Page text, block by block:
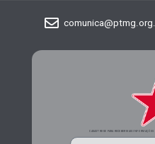
CADASTRE-SE PARA RECEBER MAIS